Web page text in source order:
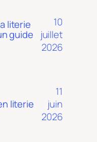
literie
guide
10
juillet
2026
literie
11
juin
2026